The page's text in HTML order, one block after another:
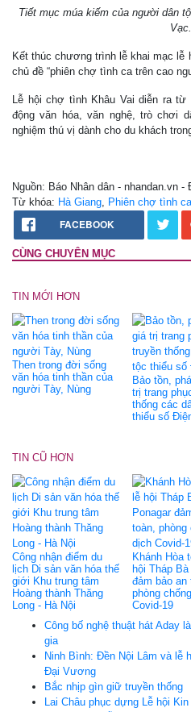
Tiết mục múa kiếm của người dân
Vạc.
Kết thúc chương trình lễ khai mạc
chủ đề “phiên chợ tình ca trên cao
Lễ hội chợ tình Khâu Vai diễn ra
động văn hóa, văn nghệ, trò chơi
nghiệm thú vị dành cho du khách
Nguồn: Báo Nhân dân - nhandan.vn -
Từ khóa: Hà Giang Phiên chợ tình ca
FACEBOOK
CÙNG CHUYÊN MỤC
TIN MỚI HƠN
Then trong đời sống
văn hóa tinh thần của
người Tày, Nùng
Bảo tồn,
trị trang
thống các
thiểu số
TIN CŨ HƠN
Công nhận điểm du
lịch Di sản văn hóa thế
giới Khu trung tâm
Hoàng thành Thăng
Long - Hà Nội
Khánh Hòa
hội Tháp
đảm bảo an
phòng
Covid-19
Công bố nghệ thuật hát Aday
gia
Ninh Bình: Đền Nội Lâm và lễ
Đại Vương
Bắc nhịp gìn giữ truyền thống
Lai Châu phục dựng Lễ hội